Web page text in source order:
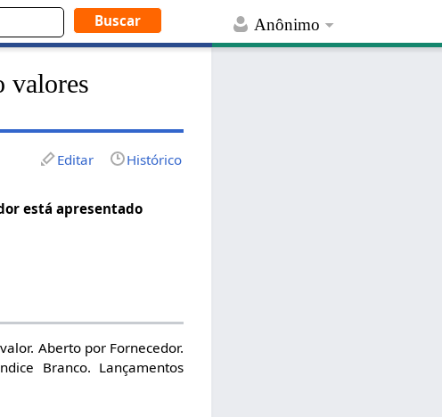
Anônimo
valores
Editar Histórico
está apresentado
Aberto por Fornecedor.
Branco. Lançamentos